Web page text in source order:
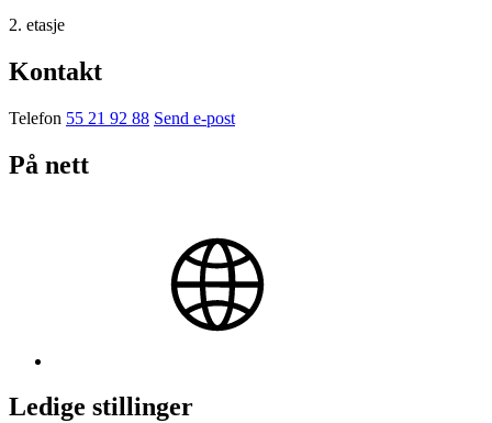
2. etasje
Kontakt
Telefon 55 21 92 88 Send e-post
På nett
Ledige stillinger